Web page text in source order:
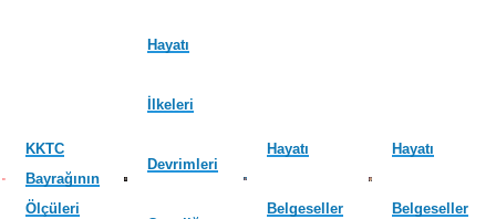
KKTC
Bayrağının
Ölçüleri
Hayatı
İlkeleri
Devrimleri
Hayatı
Belgeseller
Hayatı
Belgeseller